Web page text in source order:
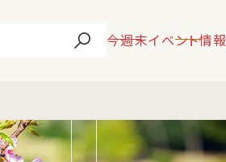
今週末イベント情報